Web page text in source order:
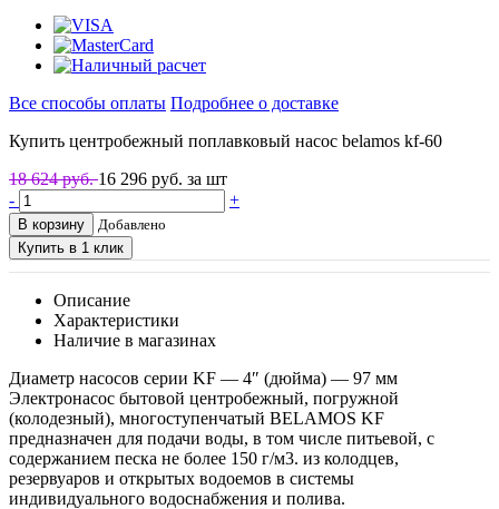
Все способы оплаты Подробнее о доставке
Купить центробежный поплавковый насос belamos kf-60
18 624 руб.16 296 руб. за шт
-
+
В корзину
Добавлено
Купить в 1 клик
Описание
Характеристики
Наличие в магазинах
Диаметр насосов серии KF — 4″ (дюйма) — 97 мм
Электронасос бытовой центробежный, погружной
(колодезный), многоступенчатый BELAMOS KF
предназначен для подачи воды, в том числе питьевой, с
содержанием песка не более 150 г/м3. из колодцев,
резервуаров и открытых водоемов в системы
индивидуального водоснабжения и полива.